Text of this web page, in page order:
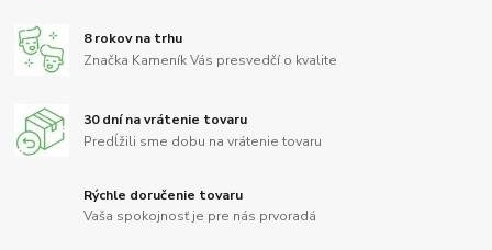
8 rokov na trhu
Značka Kameník Vás presvedčí o kvalite
30 dní na vrátenie tovaru
Predĺžili sme dobu na vrátenie tovaru
Rýchle doručenie tovaru
Vaša spokojnosť je pre nás prvoradá